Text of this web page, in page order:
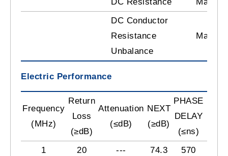
DC Conductor
Resistance
Unbalance
Max.
Electric Performance
Frequency
(MHz)
Return
Loss
(≥dB)
Attenuation
(≤dB)
NEXT
(≥dB)
PHASE
DELAY
(≤ns)
1 20 --- 74.3 570